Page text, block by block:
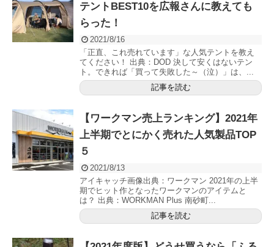
テントBEST10を広報さんに教えても
らった！
2021/8/16
「正直、これ売れています」な人気テントを教え
てください！ 出典：DOD 決して安くはないテン
ト。できれば「買って失敗した～（泣）」は、...
記事を読む
【ワークマン売上ランキング】2021年
上半期でとにかく売れた人気製品TOP
５
2021/8/13
アイキャッチ画像出典：ワークマン 2021年の上半
期でヒット作となったワークマンのアイテムと
は？ 出典：WORKMAN Plus 南砂町...
記事を読む